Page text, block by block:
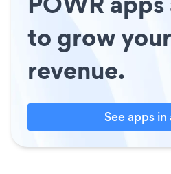
to grow
revenue.
See apps